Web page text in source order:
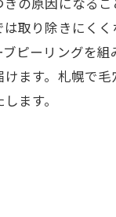
取り除きにく
ピーリングを
ます。札幌で
ます。